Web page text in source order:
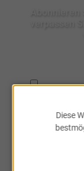
Ich habe
Diese